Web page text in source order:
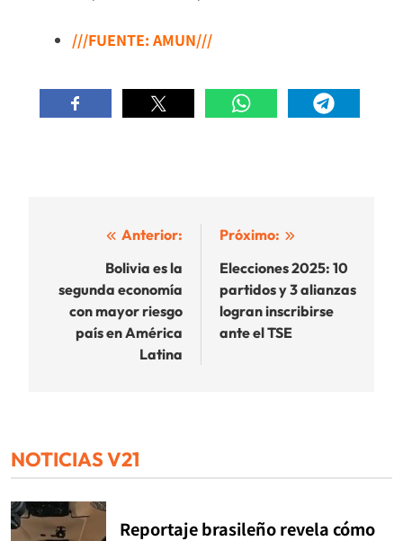
///FUENTE: AMUN///
Navegación
entradas
Anterior:
Bolivia es la
segunda economía
con mayor riesgo
país en América
Latina
Próximo:
Elecciones 2025: 10
partidos y 3 alianzas
logran inscribirse
ante el TSE
NOTICIAS V21
Reportaje brasileño revela cómo